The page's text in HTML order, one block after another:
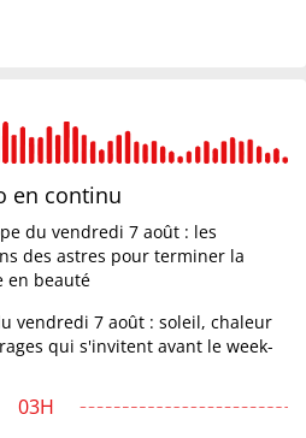
en continu
du vendredi 7 août : les
des astres pour terminer la
en beauté
vendredi 7 août : soleil, chaleur
qui s'invitent avant le week-
03H